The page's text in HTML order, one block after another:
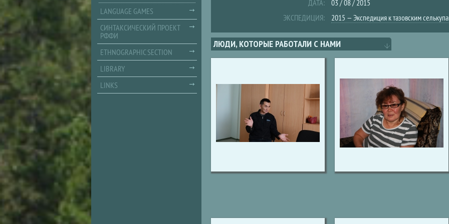
ДАТА:
03 / 08 / 2015
ЭКСПЕДИЦИЯ:
2015 — Экспедиция к тазовским
ЛЮДИ, КОТОРЫЕ РАБОТАЛИ С НАМИ
LANGUAGE GAMES
СИНТАКСИЧЕСКИЙ ПРОЕКТ
РФФИ
ETHNOGRAPHIC SECTION
LIBRARY
LINKS